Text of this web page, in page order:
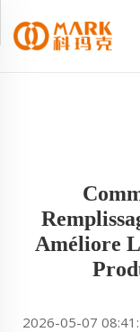
Améliore
2026-05-07